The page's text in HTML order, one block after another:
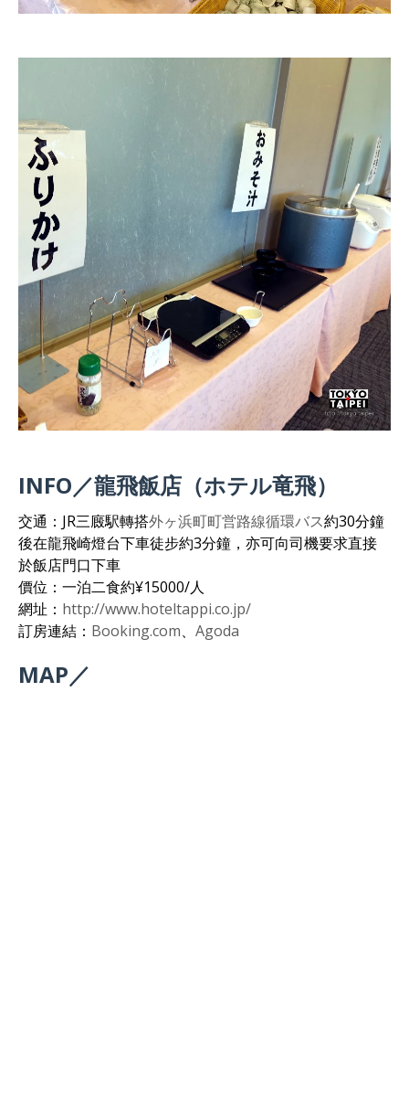
INFO／龍飛飯店（ホテル竜飛）
交通：JR三廄駅轉搭外ヶ浜町町営路線循環バス約30分鐘
後在龍飛崎燈台下車徒步約3分鐘，亦可向司機要求直接
於飯店門口下車
價位：一泊二食約¥15000/人
網址： http://www.hoteltappi.co.jp/
訂房連結： Booking.com、 Agoda
MAP／